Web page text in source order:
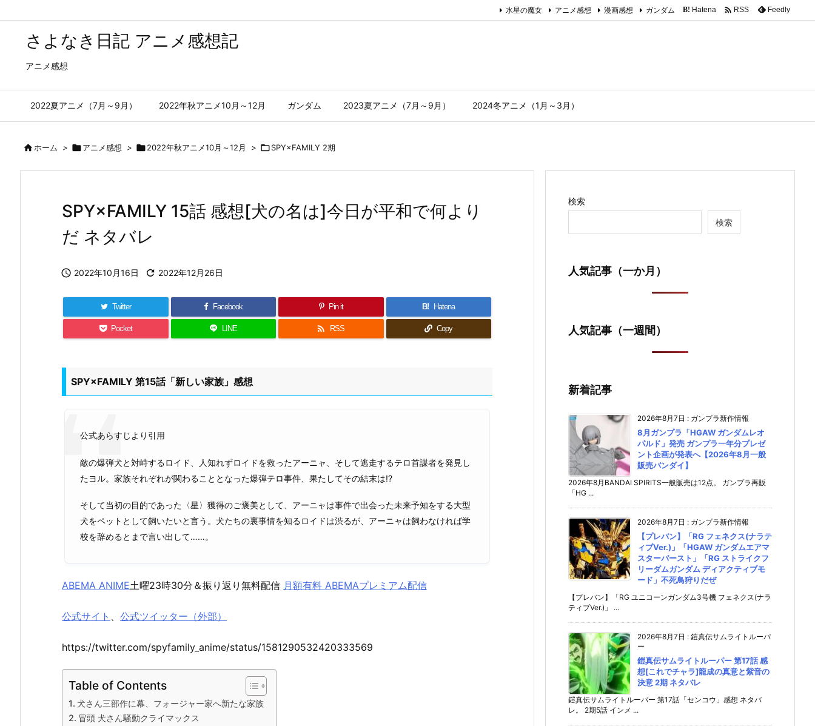
さよなき日記 アニメ感想記
アニメ感想
2022夏アニメ（7月～9月） 2022年秋アニメ10月～12月 ガンダム 2023夏アニメ（7月～9月） 2024冬アニメ（1月～3月）
水星の魔女 アニメ感想 漫画感想 ガンダム B! Hatena  RSS Feedly
ホーム > アニメ感想 > 2022年秋アニメ10月～12月 > SPY×FAMILY 2期
SPY×FAMILY 15話 感想[犬の名は]今日が平和で何より
だ ネタバレ
 2022年10月16日  2022年12月26日
Twitter Facebook Pin it B! Hatena
Pocket LINE  RSS Copy
SPY×FAMILY 第15話「新しい家族」感想
公式あらすじより引用
敵の爆弾犬と対峙するロイド、人知れずロイドを救ったアーニャ、そして逃走するテロ首謀者を発見し
たヨル。家族それぞれが関わることとなった爆弾テロ事件、果たしてその結末は!?
そして当初の目的であった〈星〉獲得のご褒美として、アーニャは事件で出会った未来予知をする大型
犬をペットとして飼いたいと言う。犬たちの裏事情を知るロイドは渋るが、アーニャは飼わなければ学
校を辞めるとまで言い出して……。
ABEMA ANIME土曜23時30分＆振り返り無料配信 月額有料 ABEMAプレミアム配信
公式サイト 公式ツイッター（外部）
https://twitter.com/spyfamily_anime/status/1581290532420333569
Table of Contents
犬さん三部作に幕、フォージャー家へ新たな家族
冒頭 犬さん騒動クライマックス
検索
検索
人気記事（一か月）
人気記事（一週間）
新着記事
2026年8月7日 : ガンプラ新作情報
8月ガンプラ「HGAW ガンダムレオ
パルド」発売 ガンプラ一年分プレゼ
ント企画が発表へ【2026年8月一般
販売バンダイ】
2026年8月BANDAI SPIRITS一般販売は12点。 ガンプラ再販
「HG ...
2026年8月7日 : ガンプラ新作情報
【プレバン】「RG フェネクス(ナラテ
ィブVer.)」「HGAW ガンダムエアマ
スターバースト」「RG ストライクフ
リーダムガンダム ディアクティブモ
ード」不死鳥狩りだぜ
【プレバン】「RG ユニコーンガンダム3号機 フェネクス(ナラ
ティブVer.)」 ...
2026年8月7日 : 鎧真伝サムライトルーパ
ー
鎧真伝サムライトルーパー 第17話 感
想[これでチャラ]龍成の真意と紫音の
決意 2期 ネタバレ
鎧真伝サムライトルーパー 第17話「センコウ」感想 ネタバ
レ。 2期5話 インメ ...